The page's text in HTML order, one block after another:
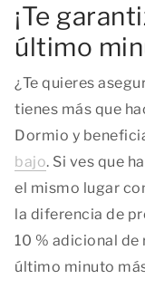
¡Te
último
¿Te quieres
tienes más que
Dormio y
bajo. Si ves que
el mismo lugar
la diferencia de
10 % adicional de
último minuto